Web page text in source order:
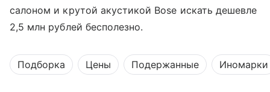
салоном и крутой акустикой Bose искать дешевле
2,5 млн рублей бесполезно.
Подборка Цены Подержанные Иномарки